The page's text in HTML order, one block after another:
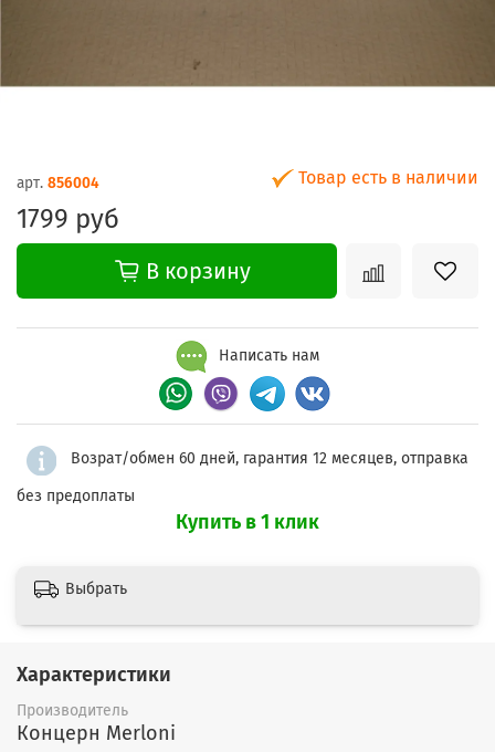
арт. 856004 Товар есть в наличии
1799 руб
В корзину
Написать нам
Возрат/обмен 60 дней, гарантия 12 месяцев, отправка
без предоплаты
Купить в 1 клик
Выбрать
Характеристики
Производитель
Концерн Merloni